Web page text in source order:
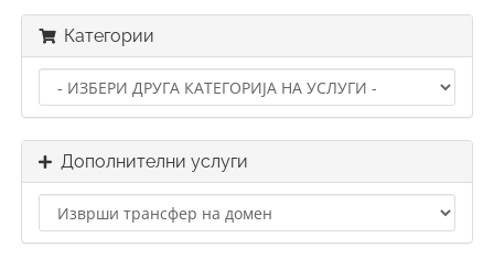
Категории
Дополнителни услуги